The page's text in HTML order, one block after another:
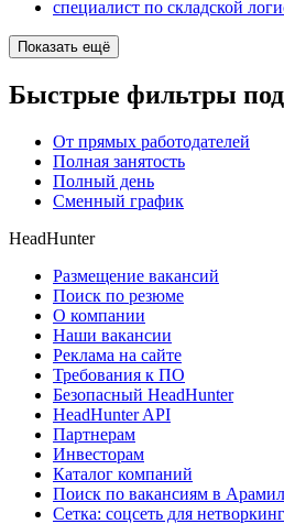
специалист по складской
Показать ещё
Быстрые фильтры
От прямых работодателей
Полная занятость
Полный день
Сменный график
HeadHunter
Размещение вакансий
Поиск по резюме
О компании
Наши вакансии
Реклама на сайте
Требования к ПО
Безопасный HeadHunter
HeadHunter API
Партнерам
Инвесторам
Каталог компаний
Поиск по вакансиям в
Сетка: соцсеть для